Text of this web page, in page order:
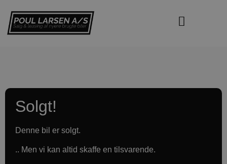
Solgt!
Denne bil er solgt.
.. Men vi kan altid skaffe en tilsvarende.